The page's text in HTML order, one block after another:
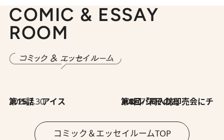
COMIC & ESSAY
ROOM
2026.7.30
第15話 アイス 2026.7.30
第8回「同人誌即売会にチャレンジ その2」
コミック＆エッセイルームTOP